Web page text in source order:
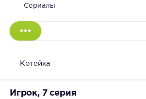
Сериалы
Котейка
Игрок, 7 серия